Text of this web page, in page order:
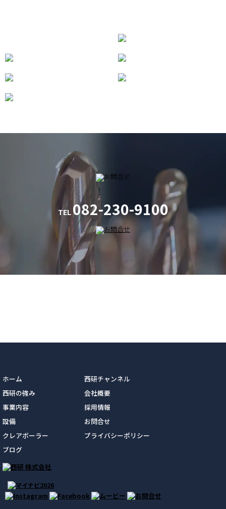
TEL 082-230-9100
ホーム
西研の強み
事業内容
設備
クレアボーラー
ブログ
西研チャンネル
会社概要
採用情報
お問合せ
プライバシーポリシー